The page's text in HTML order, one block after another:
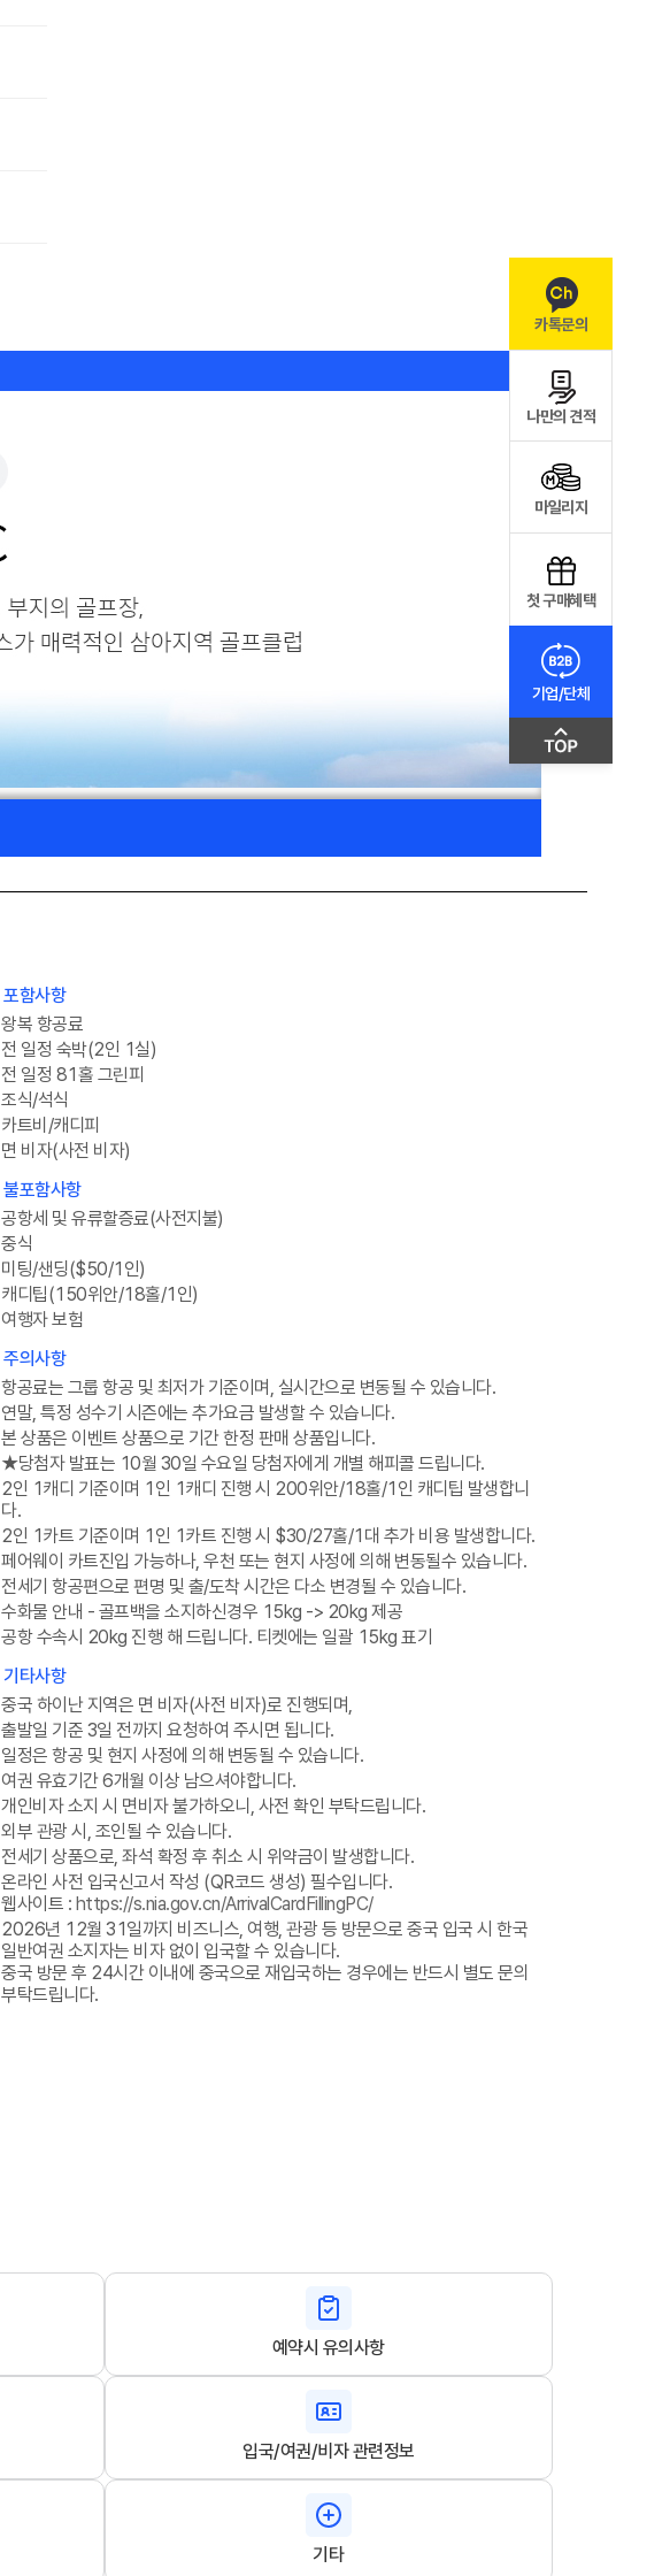
포함사항
왕복 항공료
전 일정 숙박(2인 1실)
전 일정 81홀 그린피
조식/석식
카트비/캐디피
면 비자(사전 비자)
불포함사항
공항세 및 유류할증료(사전지불)
중식
미팅/샌딩($50/1인)
캐디팁(150위안/18홀/1인)
여행자 보험
주의사항
항공료는 그룹 항공 및 최저가 기준이며, 실시간으로 변동될 수 있습니다.
연말, 특정 성수기 시즌에는 추가요금 발생할 수 있습니다.
본 상품은 이벤트 상품으로 기간 한정 판매 상품입니다.
★당첨자 발표는 10월 30일 수요일 당첨자에게 개별 해피콜 드립니다.
2인 1캐디 기준이며 1인 1캐디 진행 시 200위안/18홀/1인 캐디팁 발생합니
다.
2인 1카트 기준이며 1인 1카트 진행 시 $30/27홀/1대 추가 비용 발생합니다.
페어웨이 카트진입 가능하나, 우천 또는 현지 사정에 의해 변동될수 있습니다.
전세기 항공편으로 편명 및 출/도착 시간은 다소 변경될 수 있습니다.
수화물 안내 - 골프백을 소지하신경우 15kg -> 20kg 제공
공항 수속시 20kg 진행 해 드립니다. 티켓에는 일괄 15kg 표기
기타사항
중국 하이난 지역은 면 비자(사전 비자)로 진행되며,
출발일 기준 3일 전까지 요청하여 주시면 됩니다.
일정은 항공 및 현지 사정에 의해 변동될 수 있습니다.
여권 유효기간 6개월 이상 남으셔야합니다.
개인비자 소지 시 면비자 불가하오니, 사전 확인 부탁드립니다.
외부 관광 시, 조인될 수 있습니다.
전세기 상품으로, 좌석 확정 후 취소 시 위약금이 발생합니다.
온라인 사전 입국신고서 작성 (QR코드 생성) 필수입니다.
웹사이트 : https://s.nia.gov.cn/ArrivalCardFillingPC/
2026년 12월 31일까지 비즈니스, 여행, 관광 등 방문으로 중국 입국 시 한국
일반여권 소지자는 비자 없이 입국할 수 있습니다.
중국 방문 후 24시간 이내에 중국으로 재입국하는 경우에는 반드시 별도 문의
부탁드립니다.
예약시 유의사항
입국/여권/비자 관련정보
기타
카톡문의
나만의 견적
마일리지
첫 구매혜택
기업/단체